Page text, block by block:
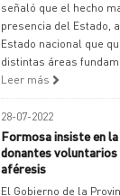
señaló que el hecho
presencia del Estado,
Estado nacional que
distintas áreas
Leer más
28-07-2022
Formosa insiste en
donantes voluntarios
aféresis
El Gobierno de la